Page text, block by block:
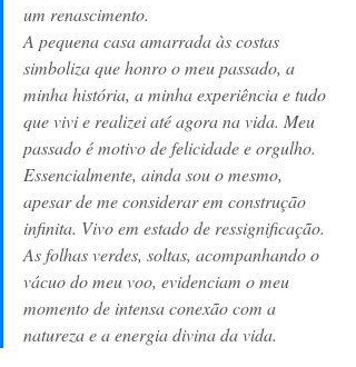
um renascimento.
A pequena casa amarrada às costas
simboliza que honro o meu passado, a
minha história, a minha experiência e tudo
que vivi e realizei até agora na vida. Meu
passado é motivo de felicidade e orgulho.
Essencialmente, ainda sou o mesmo,
apesar de me considerar em construção
infinita. Vivo em estado de ressignificação.
As folhas verdes, soltas, acompanhando o
vácuo do meu voo, evidenciam o meu
momento de intensa conexão com a
natureza e a energia divina da vida.